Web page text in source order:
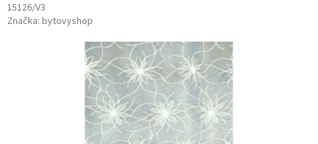
15126/V3
Značka: bytovyshop